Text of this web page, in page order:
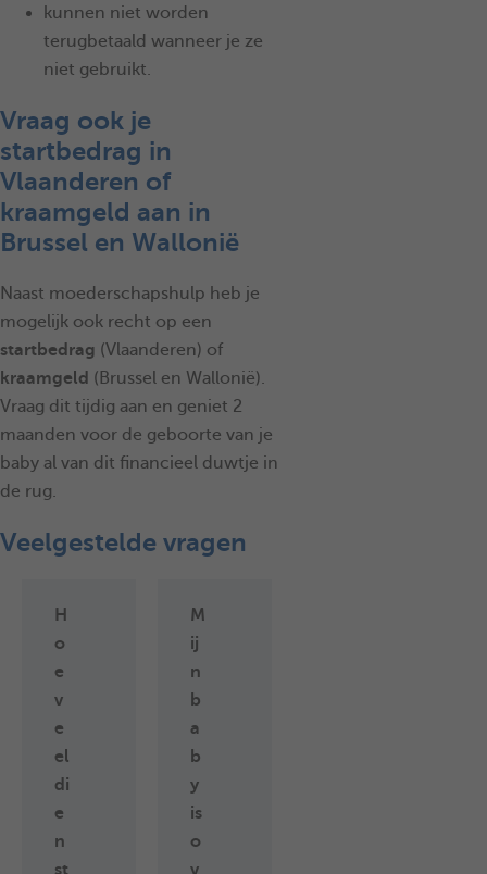
kunnen niet worden
terugbetaald wanneer je ze
niet gebruikt.
Vraag ook je
startbedrag in
Vlaanderen of
kraamgeld aan in
Brussel en Wallonië
Naast moederschapshulp heb je
mogelijk ook recht op een
startbedrag (Vlaanderen) of
kraamgeld (Brussel en Wallonië).
Vraag dit tijdig aan en geniet 2
maanden voor de geboorte van je
baby al van dit financieel duwtje in
de rug.
Veelgestelde vragen
H
o
e
v
e
el
di
e
n
st
M
ij
n
b
a
b
y
is
o
v